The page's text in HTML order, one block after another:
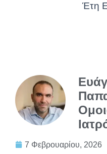
Έτη
7 Φεβρουαρίου, 2026